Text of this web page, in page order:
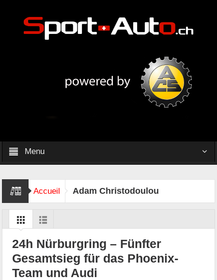
Menu
Accueil Adam Christodoulou
24h Nürburgring – Fünfter
Gesamtsieg für das Phoenix-
Team und Audi